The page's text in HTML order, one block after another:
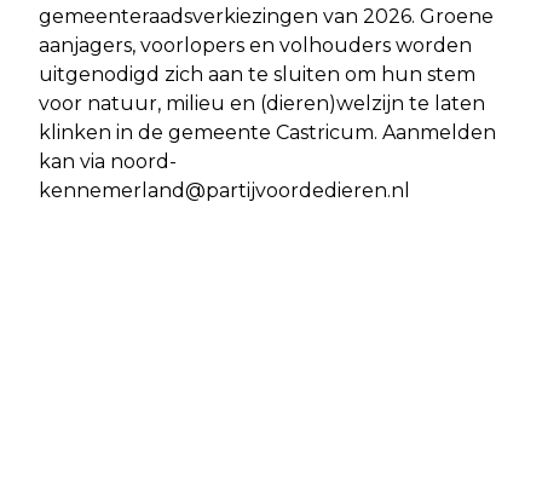
gemeenteraadsverkiezingen van 2026. Groene
aanjagers, voorlopers en volhouders worden
uitgenodigd zich aan te sluiten om hun stem
voor natuur, milieu en (dieren)welzijn te laten
klinken in de gemeente Castricum. Aanmelden
kan via noord-
kennemerland@partijvoordedieren.nl